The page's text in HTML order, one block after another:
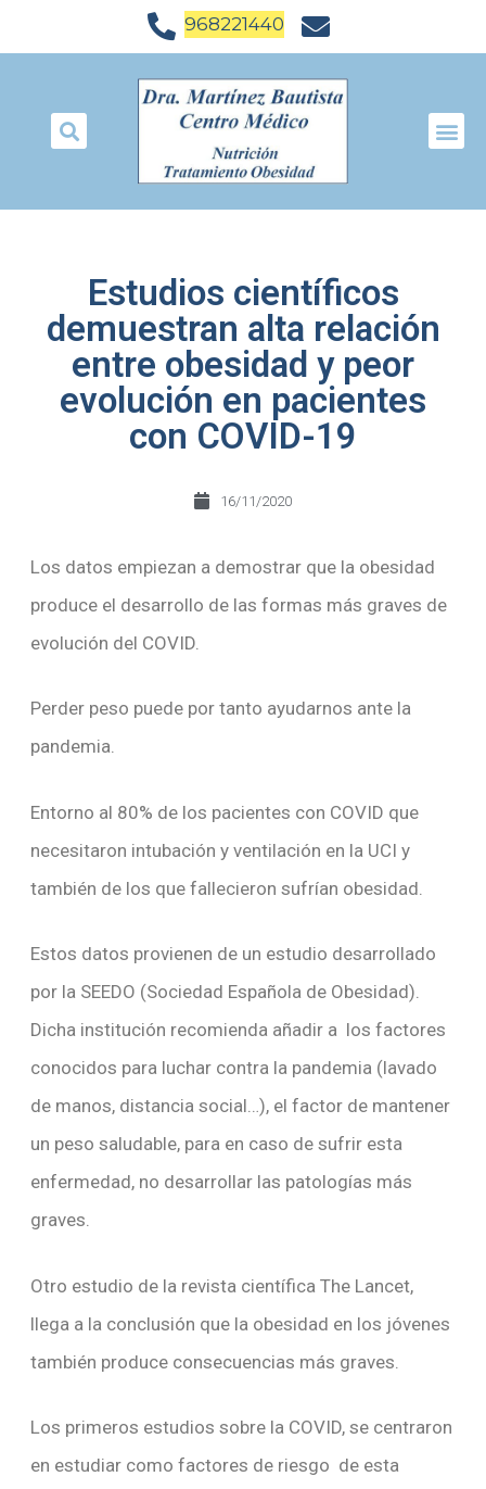
968221440
Estudios científicos
demuestran alta relación
entre obesidad y peor
evolución en pacientes
con COVID-19
16/11/2020
Los datos empiezan a demostrar que la obesidad
produce el desarrollo de las formas más graves de
evolución del COVID.
Perder peso puede por tanto ayudarnos ante la
pandemia.
Entorno al 80% de los pacientes con COVID que
necesitaron intubación y ventilación en la UCI y
también de los que fallecieron sufrían obesidad.
Estos datos provienen de un estudio desarrollado
por la SEEDO (Sociedad Española de Obesidad).
Dicha institución recomienda añadir a los factores
conocidos para luchar contra la pandemia (lavado
de manos, distancia social…), el factor de mantener
un peso saludable, para en caso de sufrir esta
enfermedad, no desarrollar las patologías más
graves.
Otro estudio de la revista científica The Lancet,
llega a la conclusión que la obesidad en los jóvenes
también produce consecuencias más graves.
Los primeros estudios sobre la COVID, se centraron
en estudiar como factores de riesgo de esta